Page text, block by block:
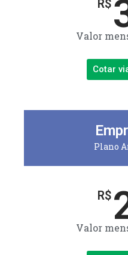
R$
Valor
Cotar
Plano
R$
Valor